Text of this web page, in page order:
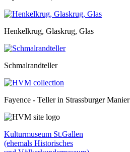
Henkelkrug, Glaskrug, Glas
Schmalrandteller
Fayence - Teller in Strassburger Manier
Kulturmuseum St.Gallen
(ehemals Historisches